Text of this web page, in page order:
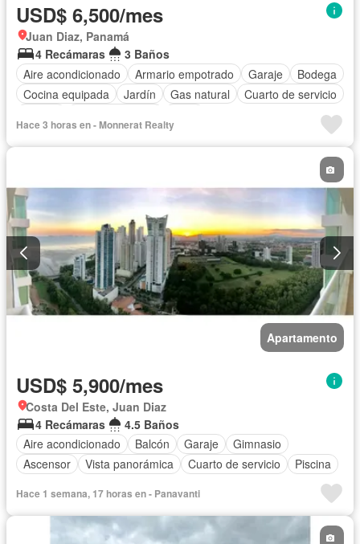
USD$ 6,500/mes
Juan Diaz, Panamá
4 Recámaras
3 Baños
Aire acondicionado
Armario empotrado Garaje
Bodega
Cocina equipada
Jardín Gas natural
Cuarto de servicio
Hace 3 horas en - Monnerat Realty
Apartamento
USD$ 5,900/mes
Costa Del Este, Juan Diaz
4 Recámaras
4.5 Baños
Aire acondicionado
Balcón Garaje
Gimnasio
Ascensor
Vista panorámica Cuarto de servicio Piscina
Hace 1 semana, 17 horas en - Panavanti